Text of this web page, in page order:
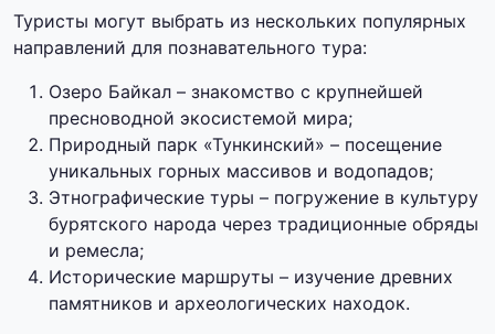
Туристы могут выбрать из нескольких популярных
направлений для познавательного тура:
Озеро Байкал – знакомство с крупнейшей
пресноводной экосистемой мира;
Природный парк «Тункинский» – посещение
уникальных горных массивов и водопадов;
Этнографические туры – погружение в культуру
бурятского народа через традиционные обряды
и ремесла;
Исторические маршруты – изучение древних
памятников и археологических находок.